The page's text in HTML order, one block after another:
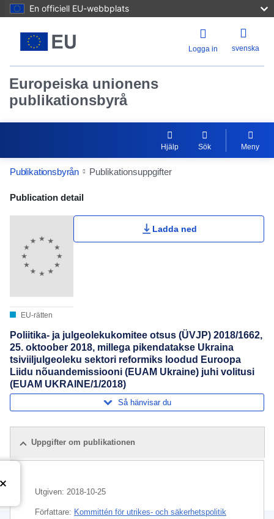
En officiell EU-webbplats
Logga in svenska
Europeiska unionens
publikationsbyrå
Hjälp Sök Meny
Publikationsbyrån Publikationsuppgifter
Publication Detail Actions Portlet
Publication detail
EU-rätten
Ladda ned
Poliitika- ja julgeolekukomitee otsus (ÜVJP) 2018/1662,
25. oktoober 2018, millega pikendatakse Ukraina
tsiviiljulgeoleku sektori reformiks loodud Euroopa
Liidu nõuandemissiooni (EUAM Ukraine) juhi volitusi
(EUAM UKRAINE/1/2018)
Så hänvisar du
Uppgifter om publikationen
Utgiven: 2018-10-25
Författare: Kommittén för utrikes- och säkerhetspolitik